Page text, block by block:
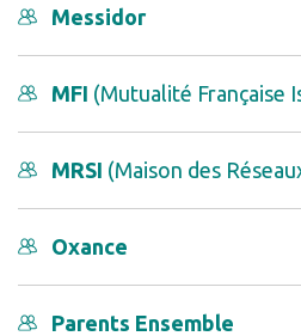
Messidor
MFI (Mutualité Française
MRSI (Maison des
Oxance
Parents Ensemble